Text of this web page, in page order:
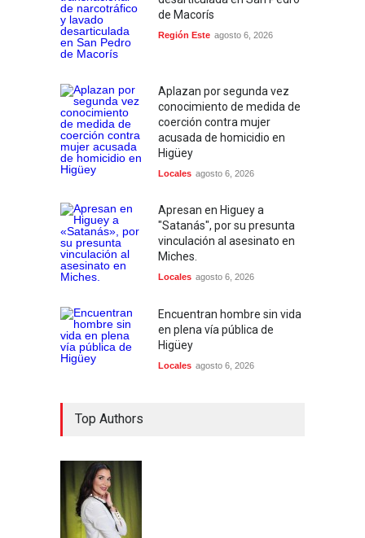
de Macorís
Región Este agosto 6, 2026
Aplazan por segunda vez
conocimiento de medida de
coerción contra mujer
acusada de homicidio en
Higüey
Locales agosto 6, 2026
Apresan en Higuey a
"Satanás", por su presunta
vinculación al asesinato en
Miches.
Locales agosto 6, 2026
Encuentran hombre sin vida
en plena vía pública de
Higüey
Locales agosto 6, 2026
Top Authors